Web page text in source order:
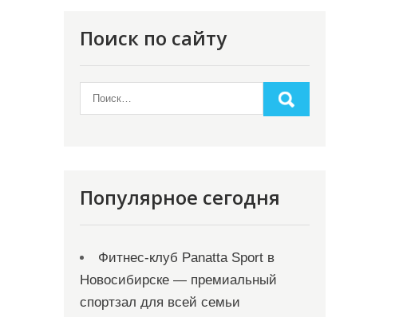
Поиск по сайту
Популярное сегодня
Фитнес-клуб Panatta Sport в
Новосибирске — премиальный
спортзал для всей семьи